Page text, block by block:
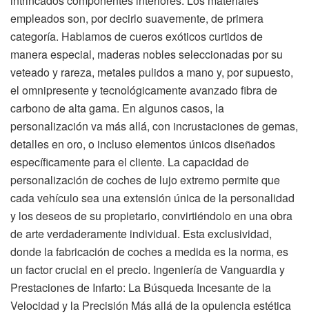
empleados son, por decirlo suavemente, de primera
categoría. Hablamos de cueros exóticos curtidos de
manera especial, maderas nobles seleccionadas por su
veteado y rareza, metales pulidos a mano y, por supuesto,
el omnipresente y tecnológicamente avanzado fibra de
carbono de alta gama. En algunos casos, la
personalización va más allá, con incrustaciones de gemas,
detalles en oro, o incluso elementos únicos diseñados
específicamente para el cliente. La capacidad de
personalización de coches de lujo extremo permite que
cada vehículo sea una extensión única de la personalidad
y los deseos de su propietario, convirtiéndolo en una obra
de arte verdaderamente individual. Esta exclusividad,
donde la fabricación de coches a medida es la norma, es
un factor crucial en el precio. Ingenierí­a de Vanguardia y
Prestaciones de Infarto: La Búsqueda Incesante de la
Velocidad y la Precisión Más allá de la opulencia estética